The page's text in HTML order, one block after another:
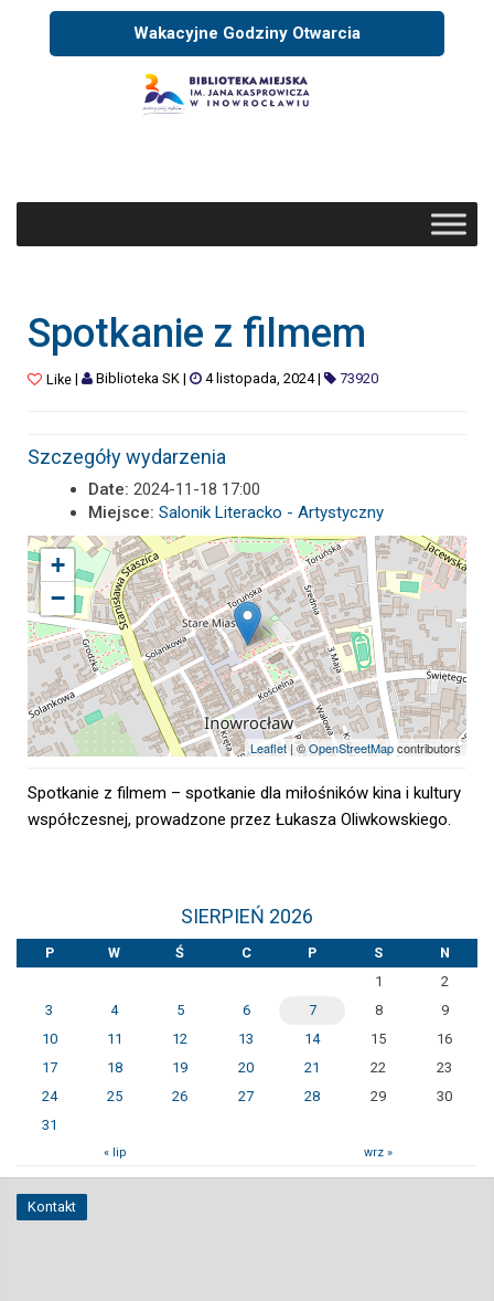
Wakacyjne Godziny Otwarcia
Spotkanie z filmem
Like| Biblioteka SK| 4 listopada, 2024| 73920
Szczegóły wydarzenia
Date: 2024-11-18 17:00
Miejsce: Salonik Literacko - Artystyczny
+
−
Leaflet| ©OpenStreetMapcontributors
Spotkanie z filmem – spotkanie dla miłośników kina i kultury
współczesnej, prowadzone przez Łukasza Oliwkowskiego.
SIERPIEŃ 2026
P W Ś C P S
N
1
2
3
4 5 6 7 8
9
10
11 12 13 14 15
16
17
18 19 20 21 22
23
24
25 26 27 28 29
30
31
« lip wrz »
Kontakt